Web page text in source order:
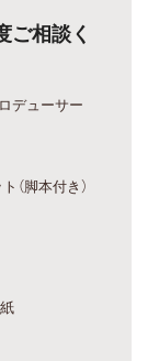
相談く
デューサー
（脚本付き）